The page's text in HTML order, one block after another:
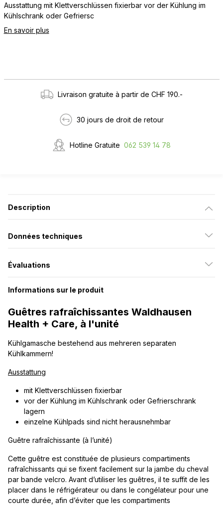
Ausstattung mit Klettverschlüssen fixierbar vor der Kühlung im
Kühlschrank oder Gefriersc
En savoir plus
Livraison gratuite à partir de CHF 190.-
30 jours de droit de retour
Hotline Gratuite 062 539 14 78
Description
Données techniques
Évaluations
Informations sur le produit
Guêtres rafraîchissantes Waldhausen
Health + Care, à l'unité
Kühlgamasche bestehend aus mehreren separaten
Kühlkammern!
Ausstattung
mit Klettverschlüssen fixierbar
vor der Kühlung im Kühlschrank oder Gefrierschrank
lagern
einzelne Kühlpads sind nicht herausnehmbar
Guêtre rafraîchissante (à l’unité)
Cette guêtre est constituée de plusieurs compartiments
rafraîchissants qui se fixent facilement sur la jambe du cheval
par bande velcro. Avant d’utiliser les guêtres, il te suffit de les
placer dans le réfrigérateur ou dans le congélateur pour une
courte durée, afin d’éviter que les compartiments